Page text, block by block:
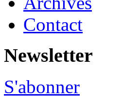
Contact
Newsletter
S'abonner